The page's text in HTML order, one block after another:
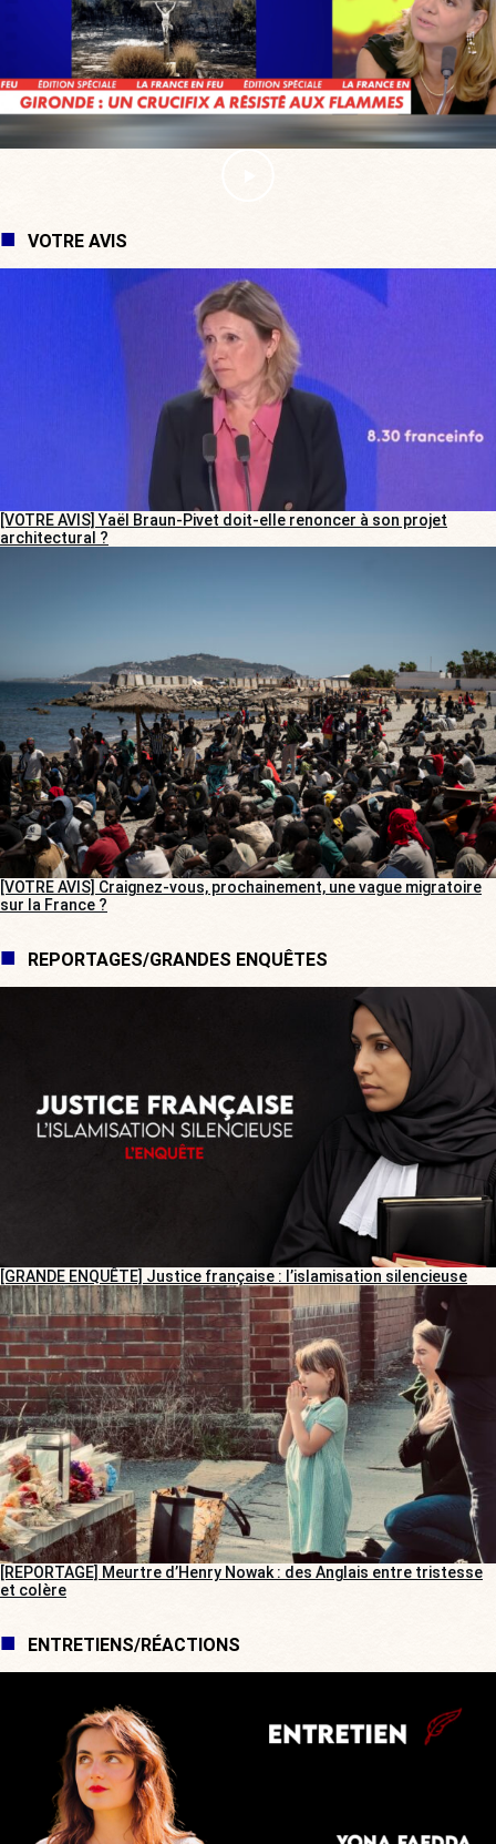
VOTRE AVIS
[VOTRE AVIS] Yaël Braun-Pivet doit-elle renoncer à son projet
architectural ?
[VOTRE AVIS] Craignez-vous, prochainement, une vague migratoire
sur la France ?
REPORTAGES/GRANDES ENQUÊTES
[GRANDE ENQUÊTE] Justice française : l’islamisation silencieuse
[REPORTAGE] Meurtre d’Henry Nowak : des Anglais entre tristesse
et colère
ENTRETIENS/RÉACTIONS